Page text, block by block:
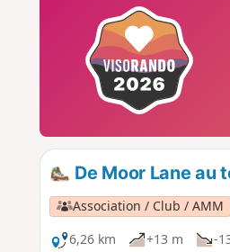
De Moor Lane au
Association / Club / AMM
6,26 km
+13 m -